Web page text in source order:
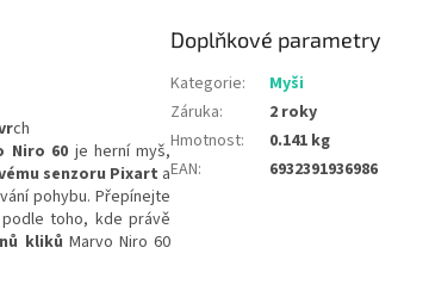
ch
Niro 60 je herní myš,
senzoru Pixart a
pohybu. Přepínejte
podle toho, kde právě
kliků Marvo Niro 60
Doplňkové parametry
Kategorie:
Myši
Záruka:
2 roky
Hmotnost:
0.141 kg
EAN: 6932391936986